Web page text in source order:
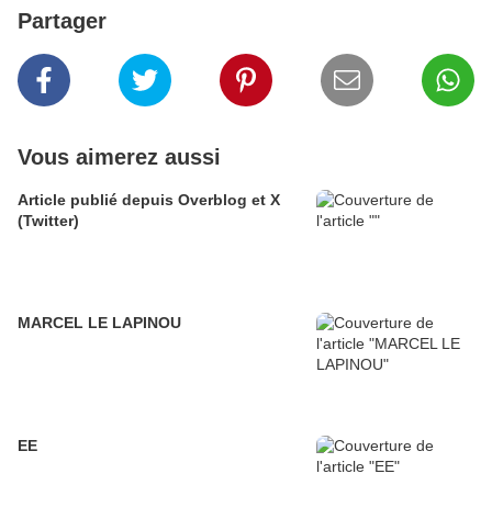
Partager
Vous aimerez aussi
Article publié depuis Overblog et X
(Twitter)
MARCEL LE LAPINOU
EE